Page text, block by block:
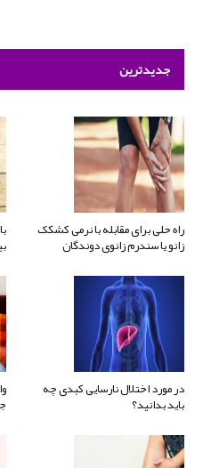
جدیدترین
راه حلی برای مقابله با نرمی کشکک
زانو یا سندرم زانوی دوندگان
در مورد اختلال نارسایی کبدی چه
باید بدانید؟